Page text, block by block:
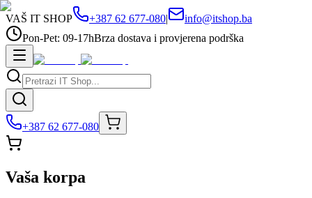
VAŠ IT SHOP +387 62 677-080|
info@itshop.ba
Pon-Pet: 09-17hBrza dostava i provjerena podrška
+387 62 677-080
Vaša korpa